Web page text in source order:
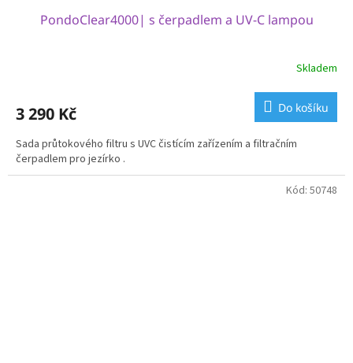
PondoClear4000| s čerpadlem a UV-C lampou
Skladem
3 290 Kč Do košíku
Sada průtokového filtru s UVC čistícím zařízením a filtračním
čerpadlem pro jezírko .
Kód: 50748